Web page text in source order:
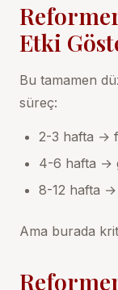
Etki
Bu tamamen
süreç:
2-3 hafta →
4-6 hafta →
8-12 hafta →
Ama burada